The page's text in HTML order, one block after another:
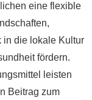
eine flexible
in die lokale Kultur
fördern.
leisten
Beitrag zum